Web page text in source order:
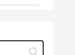
素顔は？